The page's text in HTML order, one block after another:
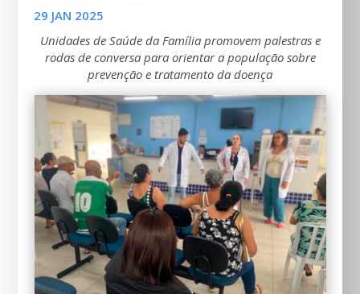
29 JAN 2025
Unidades de Saúde da Família promovem palestras e
rodas de conversa para orientar a população sobre
prevenção e tratamento da doença